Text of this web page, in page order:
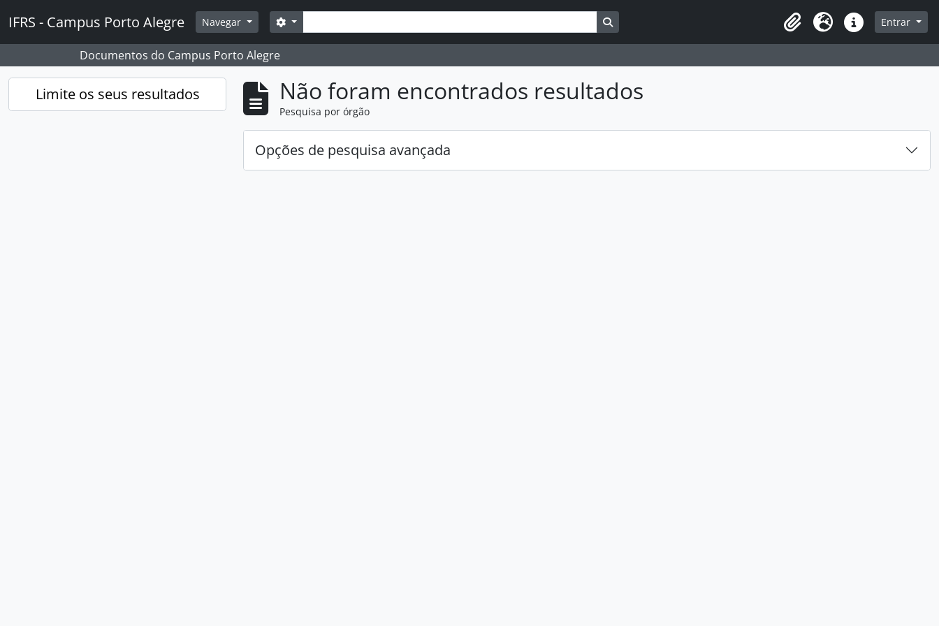
IFRS - Campus Porto Alegre Navegar Pesquisar
Opções de busca Busque na página de navegação
Idioma Ligações rápidas
Entrar
Documentos do Campus Porto Alegre
Limite os seus resultados Não foram encontrados resultados
Pesquisa por órgão
Opções de pesquisa avançada